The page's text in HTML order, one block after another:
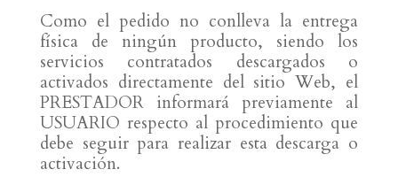
Como el pedido no conlleva la entrega
física de ningún producto, siendo los
servicios contratados descargados o
activados directamente del sitio Web, el
PRESTADOR informará previamente al
USUARIO respecto al procedimiento que
debe seguir para realizar esta descarga o
activación.